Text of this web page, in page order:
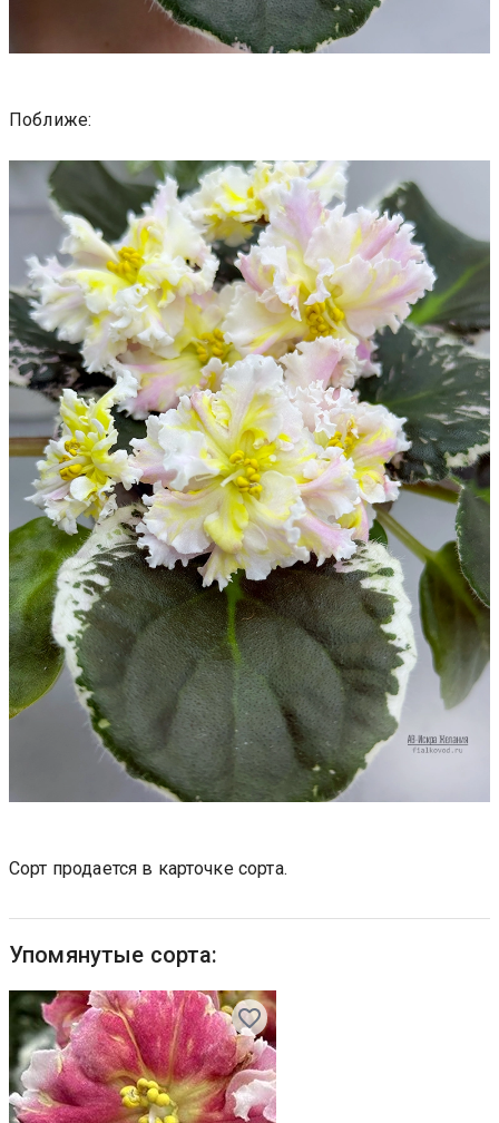
Поближе:
Сорт продается в карточке сорта.
Упомянутые сорта: